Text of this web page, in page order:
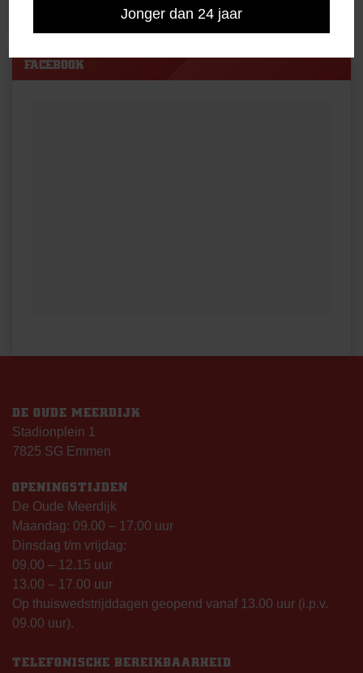
Jonger dan 24 jaar
FACEBOOK
DE OUDE MEERDIJK
Stadionplein 1
7825 SG Emmen
OPENINGSTIJDEN
De Oude Meerdijk
Maandag: 09.00 – 17.00 uur
Dinsdag t/m vrijdag:
09.00 – 12.15 uur
13.00 – 17.00 uur
Op thuiswedstrijddagen geopend vanaf 13.00 uur (i.p.v.
09.00 uur).
TELEFONISCHE BEREIKBAARHEID